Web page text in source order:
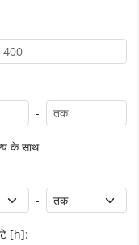
-
के साथ
-
[h]: